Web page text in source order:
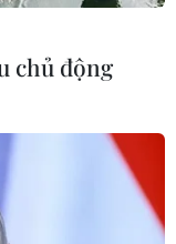
chủ động